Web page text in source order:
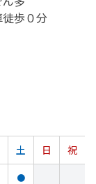
歩０分
土 日
祝
●